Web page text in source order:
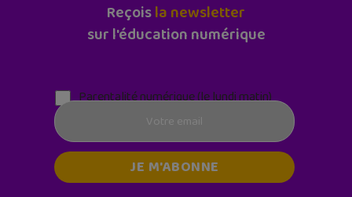
Reçoisla newsletter
sur l'éducation numérique
Parentalité numérique (le lundi matin)